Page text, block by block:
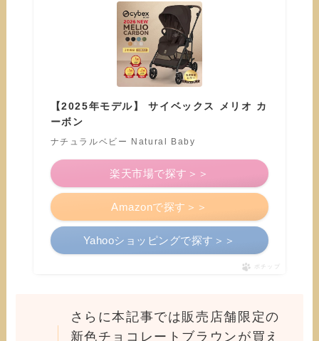
【2025年モデル】 サイベックス メリオ カ
ーボン
ナチュラルベビー Natural Baby
Amazonで探す＞＞
楽天市場で探す＞＞
Yahooショッピングで探す＞＞
ポチップ
さらに本記事では販売店舗限定の
新色チョコレートブラウンが買え